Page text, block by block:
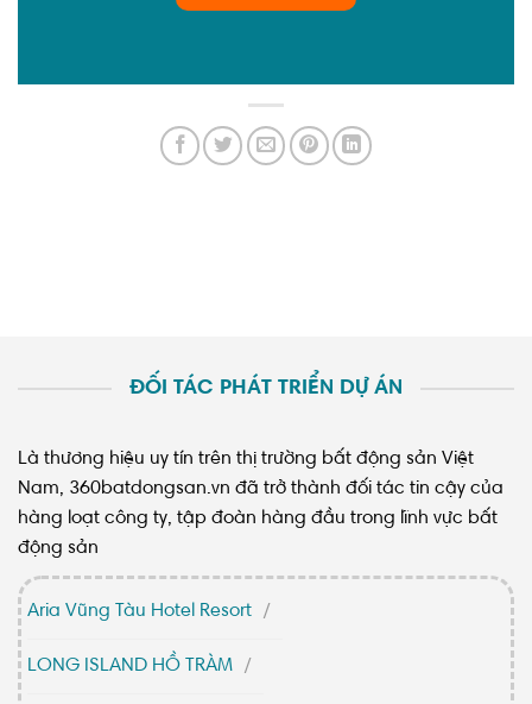
ĐỐI TÁC PHÁT TRIỂN DỰ ÁN
Là thương hiệu uy tín trên thị trường bất động sản Việt
Nam, 360batdongsan.vn đã trở thành đối tác tin cậy của
hàng loạt công ty, tập đoàn hàng đầu trong lĩnh vực bất
động sản
Aria Vũng Tàu Hotel Resort
LONG ISLAND HỒ TRÀM